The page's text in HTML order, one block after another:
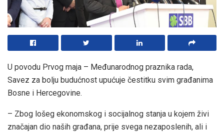
U povodu Prvog maja – Međunarodnog praznika rada,
Savez za bolju budućnost upućuje čestitku svim građanima
Bosne i Hercegovine.
– Zbog lošeg ekonomskog i socijalnog stanja u kojem živi
značajan dio naših građana, prije svega nezaposlenih, ali i